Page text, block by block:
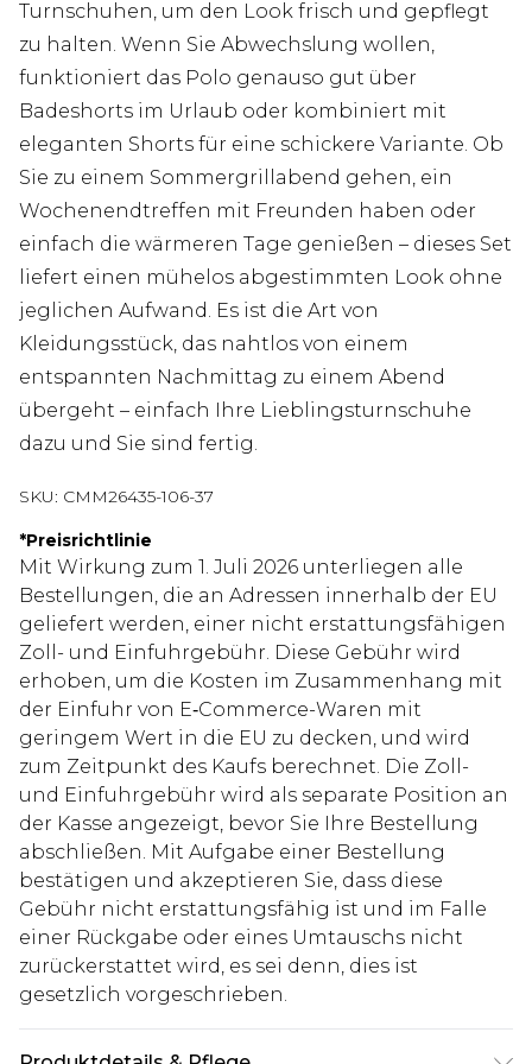
Turnschuhen, um den Look frisch und gepflegt
zu halten. Wenn Sie Abwechslung wollen,
funktioniert das Polo genauso gut über
Badeshorts im Urlaub oder kombiniert mit
eleganten Shorts für eine schickere Variante. Ob
Sie zu einem Sommergrillabend gehen, ein
Wochenendtreffen mit Freunden haben oder
einfach die wärmeren Tage genießen – dieses Set
liefert einen mühelos abgestimmten Look ohne
jeglichen Aufwand. Es ist die Art von
Kleidungsstück, das nahtlos von einem
entspannten Nachmittag zu einem Abend
übergeht – einfach Ihre Lieblingsturnschuhe
dazu und Sie sind fertig.
SKU: CMM26435-106-37
*Preisrichtlinie
Mit Wirkung zum 1. Juli 2026 unterliegen alle
Bestellungen, die an Adressen innerhalb der EU
geliefert werden, einer nicht erstattungsfähigen
Zoll- und Einfuhrgebühr. Diese Gebühr wird
erhoben, um die Kosten im Zusammenhang mit
der Einfuhr von E‑Commerce-Waren mit
geringem Wert in die EU zu decken, und wird
zum Zeitpunkt des Kaufs berechnet. Die Zoll-
und Einfuhrgebühr wird als separate Position an
der Kasse angezeigt, bevor Sie Ihre Bestellung
abschließen. Mit Aufgabe einer Bestellung
bestätigen und akzeptieren Sie, dass diese
Gebühr nicht erstattungsfähig ist und im Falle
einer Rückgabe oder eines Umtauschs nicht
zurückerstattet wird, es sei denn, dies ist
gesetzlich vorgeschrieben.